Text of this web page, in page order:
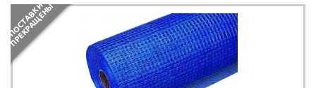
П
О
С
Т
А
В
К
И
П
Р
Е
К
Р
А
Щ
Е
Н
Ы